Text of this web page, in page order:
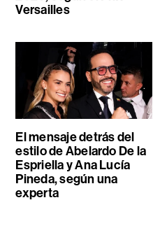
Versailles
El mensaje detrás del
estilo de Abelardo De la
Espriella y Ana Lucía
Pineda, según una
experta